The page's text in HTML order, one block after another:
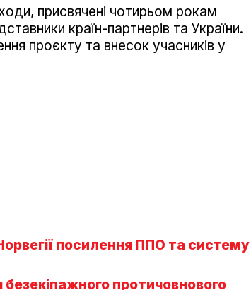
присвячені чотирьом рокам
країн-партнерів та України.
проєкту та внесок учасників у
посилення ППО та систему
протичовнового